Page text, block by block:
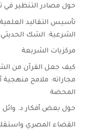
حول مصادر التنظير في
تأسيس التقاليد
الشرعية: الشك الحديثي
مركزيات الشريعة
كيف جعل القرآن من
مجاراته: ملامح منهجية
المحضة
حول بعض أفكار د. وائل
القضاء المصري